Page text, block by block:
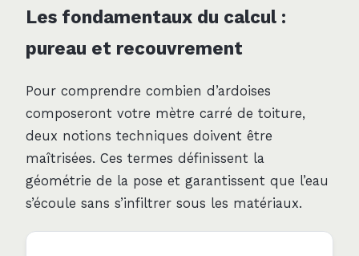
Les fondamentaux du calcul :
pureau et recouvrement
Pour comprendre combien d’ardoises
composeront votre mètre carré de toiture,
deux notions techniques doivent être
maîtrisées. Ces termes définissent la
géométrie de la pose et garantissent que l’eau
s’écoule sans s’infiltrer sous les matériaux.